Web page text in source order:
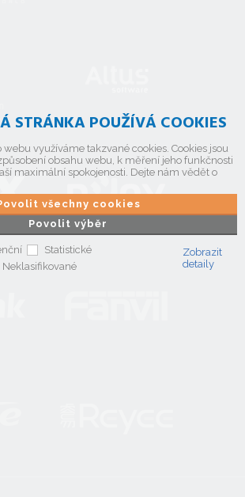
STRÁNKA POUŽÍVÁ COOKIES
webu využíváme takzvané cookies. Cookies jsou
obsahu webu, k měření jeho funkčnosti
maximální spokojenosti. Dejte nám vědět o
Povolit výběr
Povolit všechny cookies
Statistické
Neklasifikované
Zobrazit
detaily